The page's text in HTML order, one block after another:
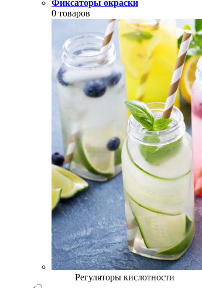
Фиксаторы окраски
0 товаров
Регуляторы кислотности